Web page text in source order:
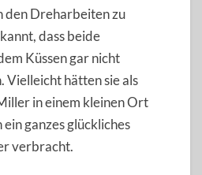
den Dreharbeiten zu
dass beide
Küssen gar nicht
Vielleicht hätten sie als
in einem kleinen Ort
ganzes glückliches
verbracht.